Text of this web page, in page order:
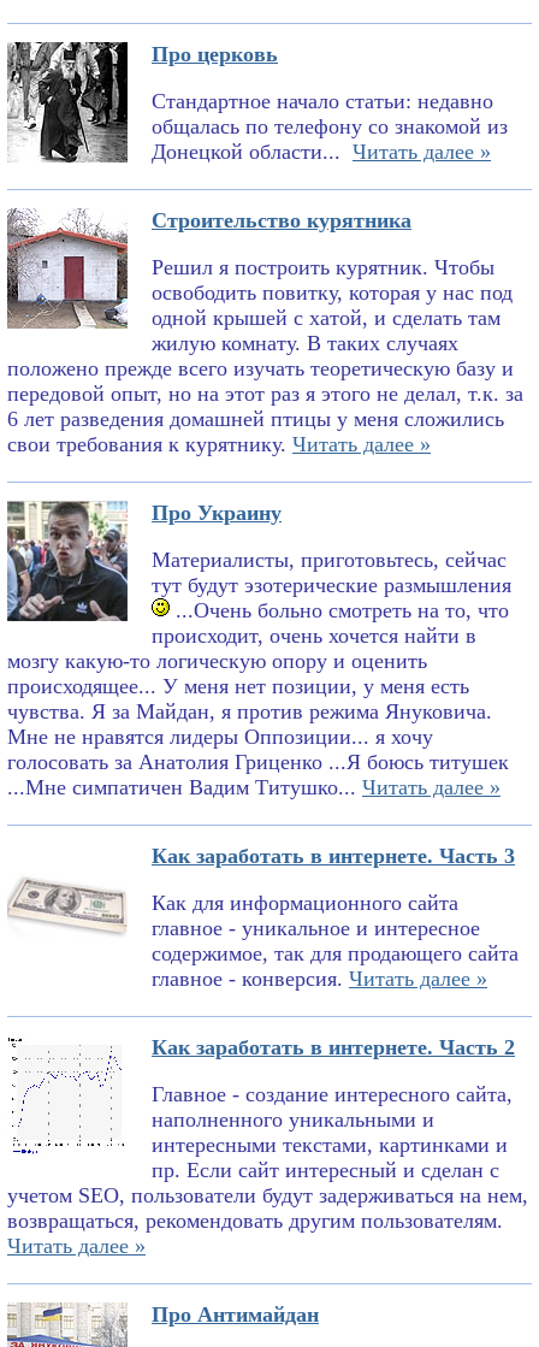
Про церковь
Стандартное начало статьи: недавно
общалась по телефону со знакомой из
Донецкой области... Читать далее »
Строительство курятника
Решил я построить курятник. Чтобы
освободить повитку, которая у нас под
одной крышей с хатой, и сделать там
жилую комнату. В таких случаях
положено прежде всего изучать теоретическую базу и
передовой опыт, но на этот раз я этого не делал, т.к. за
6 лет разведения домашней птицы у меня сложились
свои требования к курятнику. Читать далее »
Про Украину
Материалисты, приготовьтесь, сейчас
тут будут эзотерические размышления
...Очень больно смотреть на то, что
происходит, очень хочется найти в
мозгу какую-то логическую опору и оценить
происходящее... У меня нет позиции, у меня есть
чувства. Я за Майдан, я против режима Януковича.
Мне не нравятся лидеры Оппозиции... я хочу
голосовать за Анатолия Гриценко ...Я боюсь титушек
...Мне симпатичен Вадим Титушко... Читать далее »
Как заработать в интернете. Часть 3
Как для информационного сайта
главное - уникальное и интересное
содержимое, так для продающего сайта
главное - конверсия. Читать далее »
Как заработать в интернете. Часть 2
Главное - создание интересного сайта,
наполненного уникальными и
интересными текстами, картинками и
пр. Если сайт интересный и сделан с
учетом SEO, пользователи будут задерживаться на нем,
возвращаться, рекомендовать другим пользователям.
Читать далее »
Про Антимайдан